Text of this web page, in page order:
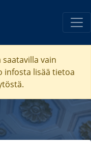
vain
infosta lisää tietoa